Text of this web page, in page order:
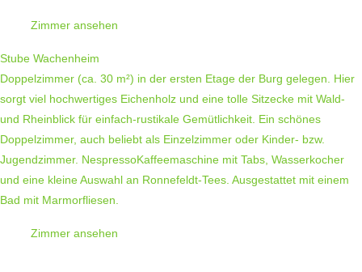
Zimmer ansehen
Stube Wachenheim
Doppelzimmer (ca. 30 m²) in der ersten Etage der Burg gelegen. Hier
sorgt viel hochwertiges Eichenholz und eine tolle Sitzecke mit Wald-
und Rheinblick für einfach-rustikale Gemütlichkeit. Ein schönes
Doppelzimmer, auch beliebt als Einzelzimmer oder Kinder- bzw.
Jugendzimmer. NespressoKaffeemaschine mit Tabs, Wasserkocher
und eine kleine Auswahl an Ronnefeldt-Tees. Ausgestattet mit einem
Bad mit Marmorfliesen.
Zimmer ansehen